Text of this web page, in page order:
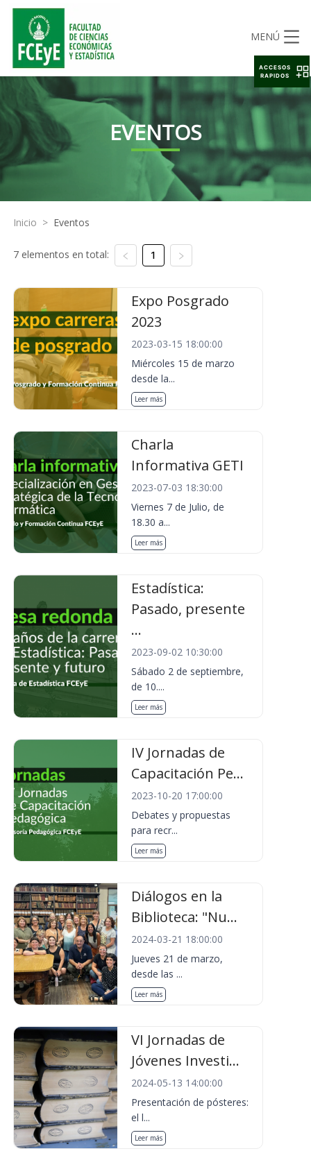
MENÚ
EVENTOS
Inicio > Eventos
7 elementos en total: 1
Expo Posgrado
2023
2023-03-15 18:00:00
Miércoles 15 de marzo
desde la...
Leer más
Charla
Informativa GETI
2023-07-03 18:30:00
Viernes 7 de Julio, de
18.30 a...
Leer más
Estadística:
Pasado, presente
...
2023-09-02 10:30:00
Sábado 2 de septiembre,
de 10....
Leer más
IV Jornadas de
Capacitación Pe...
2023-10-20 17:00:00
Debates y propuestas
para recr...
Leer más
Diálogos en la
Biblioteca: "Nu...
2024-03-21 18:00:00
Jueves 21 de marzo,
desde las ...
Leer más
VI Jornadas de
Jóvenes Investi...
2024-05-13 14:00:00
Presentación de pósteres:
el l...
Leer más
ACCESOS
RAPIDOS